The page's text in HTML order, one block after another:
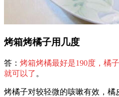
烤箱烤橘子用几度
答： 烤箱烤橘最好是190度，橘
就可以了 。
烤橘子对较轻微的咳嗽有效，